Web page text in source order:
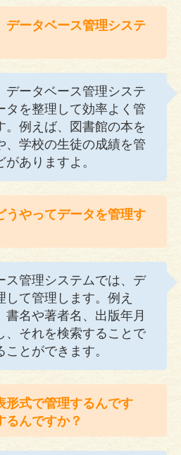
データベース管理システ
データベース管理システ
タを整理して効率よく管
。例えば、図書館の本を
、学校の生徒の成績を管
ありますよ。
うやってデータを管理す
ス管理システムでは、デ
て管理します。例え
書名や著者名、出版年月
、それを検索することで
とができます。
形式で管理するんです
るんですか？